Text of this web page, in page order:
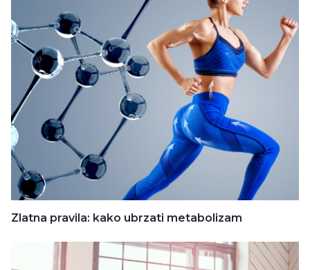
Zlatna pravila: kako ubrzati metabolizam